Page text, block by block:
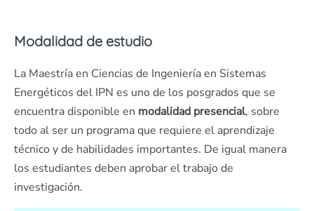
Modalidad de estudio
La Maestría en Ciencias de Ingeniería en Sistemas
Energéticos del IPN es uno de los posgrados que se
encuentra disponible en modalidad presencial, sobre
todo al ser un programa que requiere el aprendizaje
técnico y de habilidades importantes. De igual manera
los estudiantes deben aprobar el trabajo de
investigación.